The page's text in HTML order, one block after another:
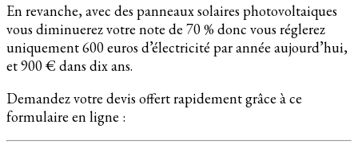
En revanche, avec des panneaux solaires photovoltaiques
vous diminuerez votre note de 70 % donc vous réglerez
uniquement 600 euros d’électricité par année aujourd’hui,
et 900 € dans dix ans.
Demandez votre devis offert rapidement grâce à ce
formulaire en ligne :